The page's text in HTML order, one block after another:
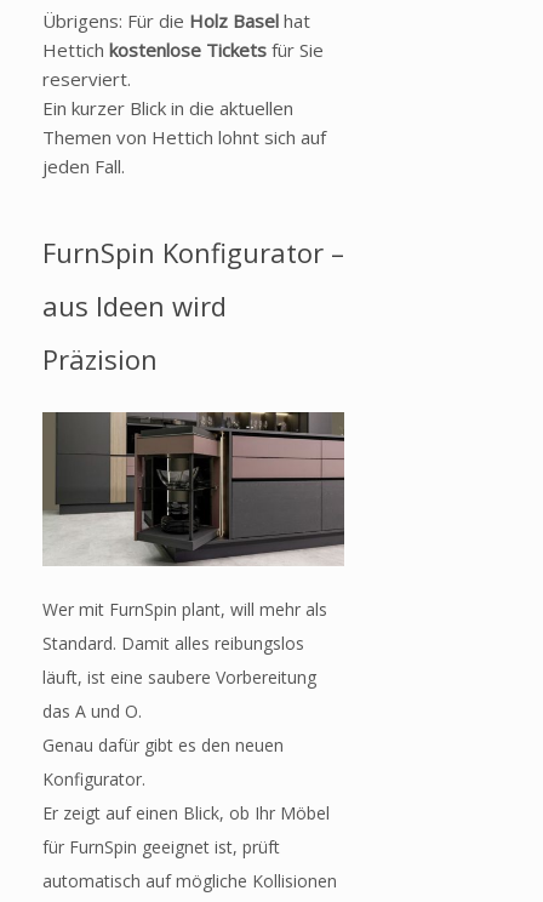
Übrigens: Für die Holz Basel hat
Hettich kostenlose Tickets für Sie
reserviert.
Ein kurzer Blick in die aktuellen
Themen von Hettich lohnt sich auf
jeden Fall.
FurnSpin Konfigurator –
aus Ideen wird
Präzision
Wer mit FurnSpin plant, will mehr als
Standard. Damit alles reibungslos
läuft, ist eine saubere Vorbereitung
das A und O.
Genau dafür gibt es den neuen
Konfigurator.
Er zeigt auf einen Blick, ob Ihr Möbel
für FurnSpin geeignet ist, prüft
automatisch auf mögliche Kollisionen